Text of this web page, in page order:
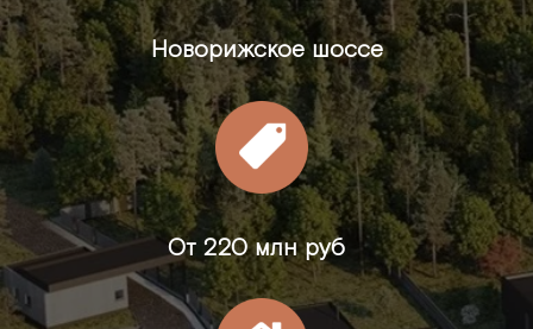
Новорижское шоссе
От 220 млн руб